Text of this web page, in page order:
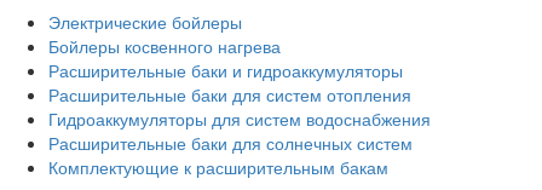
Электрические бойлеры
Бойлеры косвенного нагрева
Расширительные баки и гидроаккумуляторы
Расширительные баки для систем отопления
Гидроаккумуляторы для систем водоснабжения
Расширительные баки для солнечных систем
Комплектующие к расширительным бакам